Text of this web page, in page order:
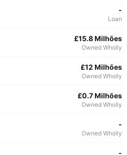
-
Loan
£15.8 Milhões
Owned Wholly
£12 Milhões
Owned Wholly
£0.7 Milhões
Owned Wholly
-
Owned Wholly
-